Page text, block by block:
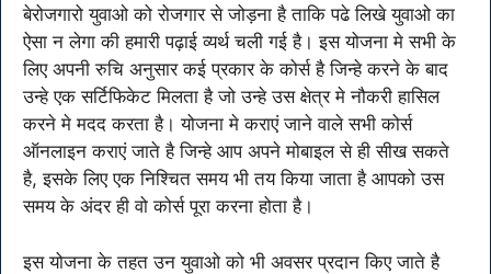
बेरोजगारो युवाओ को रोजगार से जोड़ना है ताकि पढे लिखे युवाओ का
ऐसा न लेगा की हमारी पढ़ाई व्यर्थ चली गई है। इस योजना मे सभी के
लिए अपनी रुचि अनुसार कई प्रकार के कोर्स है जिन्हे करने के बाद
उन्हे एक सर्टिफिकेट मिलता है जो उन्हे उस क्षेत्र मे नौकरी हासिल
करने मे मदद करता है। योजना मे कराएं जाने वाले सभी कोर्स
ऑनलाइन कराएं जाते है जिन्हे आप अपने मोबाइल से ही सीख सकते
है, इसके लिए एक निश्चित समय भी तय किया जाता है आपको उस
समय के अंदर ही वो कोर्स पूरा करना होता है।
इस योजना के तहत उन युवाओ को भी अवसर प्रदान किए जाते है